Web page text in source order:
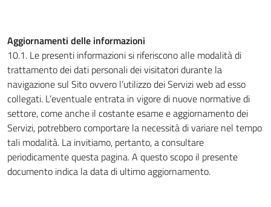
Aggiornamenti delle informazioni
10.1. Le presenti informazioni si riferiscono alle modalità di
trattamento dei dati personali dei visitatori durante la
navigazione sul Sito ovvero l’utilizzo dei Servizi web ad esso
collegati. L’eventuale entrata in vigore di nuove normative di
settore, come anche il costante esame e aggiornamento dei
Servizi, potrebbero comportare la necessità di variare nel tempo
tali modalità. La invitiamo, pertanto, a consultare
periodicamente questa pagina. A questo scopo il presente
documento indica la data di ultimo aggiornamento.